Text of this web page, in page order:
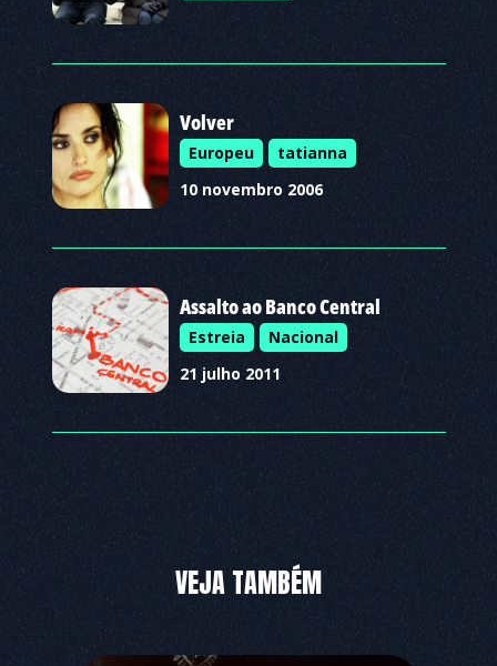
Volver
Europeu
tatianna
10 novembro 2006
Assalto ao Banco Central
Estreia
Nacional
21 julho 2011
VEJA TAMBÉM